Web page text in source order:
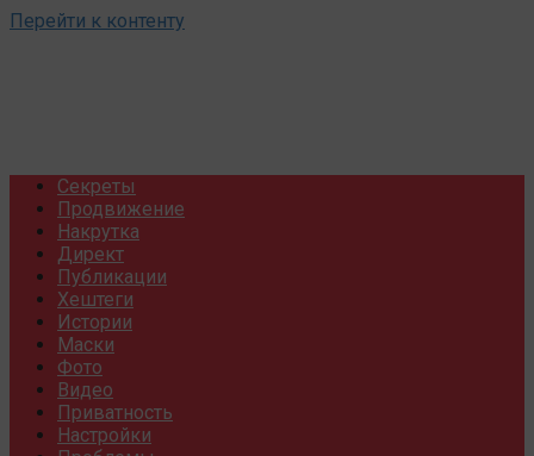
Перейти к контенту
Секреты
Продвижение
Накрутка
Директ
Публикации
Хештеги
Истории
Маски
Фото
Видео
Приватность
Настройки